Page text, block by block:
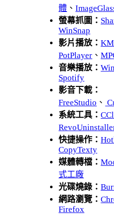
體 、
螢幕抓圖：
WinSnap
影片播放：
PotPlayer 、
音樂播放：
Spotify
影音下載：
FreeStudio 、
系統工具：
快捷操作：
CopyTexty
媒體轉檔：
式工廠
光碟燒錄：
網路瀏覽：
Firefox